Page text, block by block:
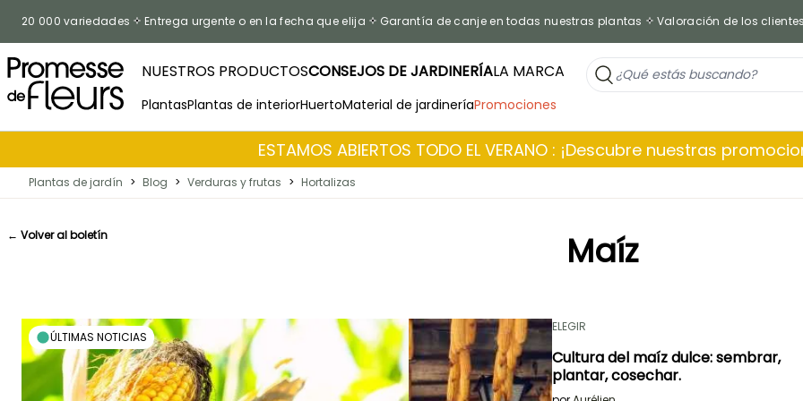
20 000 variedades Entrega urgente o en la fecha que elija Garantía de canje en todas nuestras plantas Valoración de los
NUESTROS PRODUCTOSCONSEJOS DE JARDINERÍALA MARCA
PlantasPlantas de interiorHuertoMaterial de jardineríaPromociones
ESTAMOS ABIERTOS TODO EL VERANO : ¡Descubre nuestras
Plantas de jardín > Blog > Verduras y frutas > Hortalizas
Maíz
← Volver al boletín
ÚLTIMAS NOTICIAS
ELEGIR
Cultura del maíz dulce: sembrar,
plantar, cosechar.